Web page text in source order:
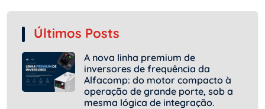
Últimos Posts
A nova linha premium de
inversores de frequência da
Alfacomp: do motor compacto à
operação de grande porte, sob a
mesma lógica de integração.